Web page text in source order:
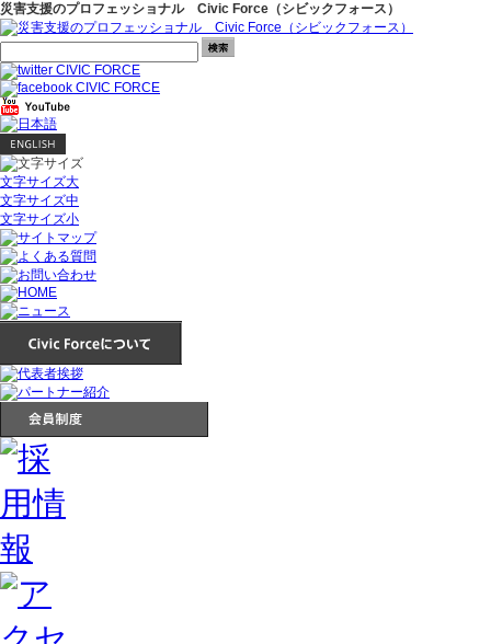
災害支援のプロフェッショナル Civic Force（シビックフォース）
文字サイズ大
文字サイズ中
文字サイズ小